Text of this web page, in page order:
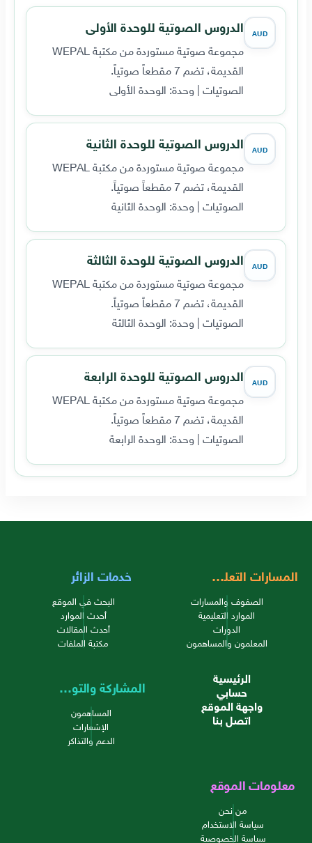
AUD الدروس الصوتية للوحدة الأولى
مجموعة صوتية مستوردة من مكتبة WEPAL
القديمة، تضم 7 مقطعاً صوتياً.
الصوتيات | وحدة: الوحدة الأولى
AUD الدروس الصوتية للوحدة الثانية
مجموعة صوتية مستوردة من مكتبة WEPAL
القديمة، تضم 7 مقطعاً صوتياً.
الصوتيات | وحدة: الوحدة الثانية
AUD الدروس الصوتية للوحدة الثالثة
مجموعة صوتية مستوردة من مكتبة WEPAL
القديمة، تضم 7 مقطعاً صوتياً.
الصوتيات | وحدة: الوحدة الثالثة
AUD الدروس الصوتية للوحدة الرابعة
مجموعة صوتية مستوردة من مكتبة WEPAL
القديمة، تضم 7 مقطعاً صوتياً.
الصوتيات | وحدة: الوحدة الرابعة
المسارات التعليمية
الصفوف والمسارات
الموارد التعليمية
الدورات
المعلمون والمساهمون
خدمات الزائر
البحث في الموقع
أحدث الموارد
أحدث المقالات
مكتبة الملفات
الرئيسية
حسابي
واجهة الموقع
اتصل بنا
المشاركة والتواصل
المساهمون
الإشعارات
الدعم والتذاكر
معلومات الموقع
من نحن
سياسة الاستخدام
سياسة الخصوصية